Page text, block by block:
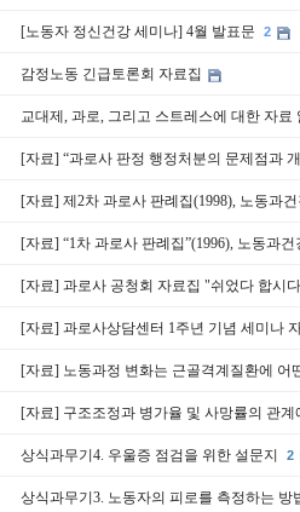
[노동자 정신건강 세미나] 4월 발표문 2
감정노동 긴급토론회 자료집
교대제, 과로, 그리고 스트레스에 대한 자료
[자료] “과로사 판정 행정처분의 문제점과
[자료] 제2차 과로사 판례집(1998), 노동과건
[자료] “1차 과로사 판례집”(1996), 노동과건
[자료] 과로사 공청회 자료집 "쉬었다 합시
[자료] 과로사상담센터 1주년 기념 세미나
[자료] 노동과정 변화는 근골격계질환에 어
[자료] 구조조정과 병가율 및 사망률의 관계
상식과무기4. 우울증 점검을 위한 설문지 2
상식과무기3. 노동자의 피로를 측정하는 방